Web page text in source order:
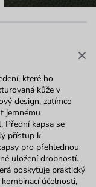
které ho
kůže v
design, zatímco
jemnému
Přední kapsa se
přístup k
pro přehlednou
uložení drobností.
poskytuje praktický
účelnosti,